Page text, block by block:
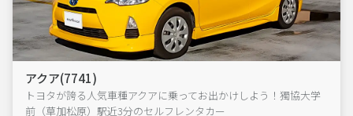
アクア(7741)
トヨタが誇る人気車種アクアに乗ってお出かけしよう！獨協大学
前（草加松原）駅近3分のセルフレンタカー